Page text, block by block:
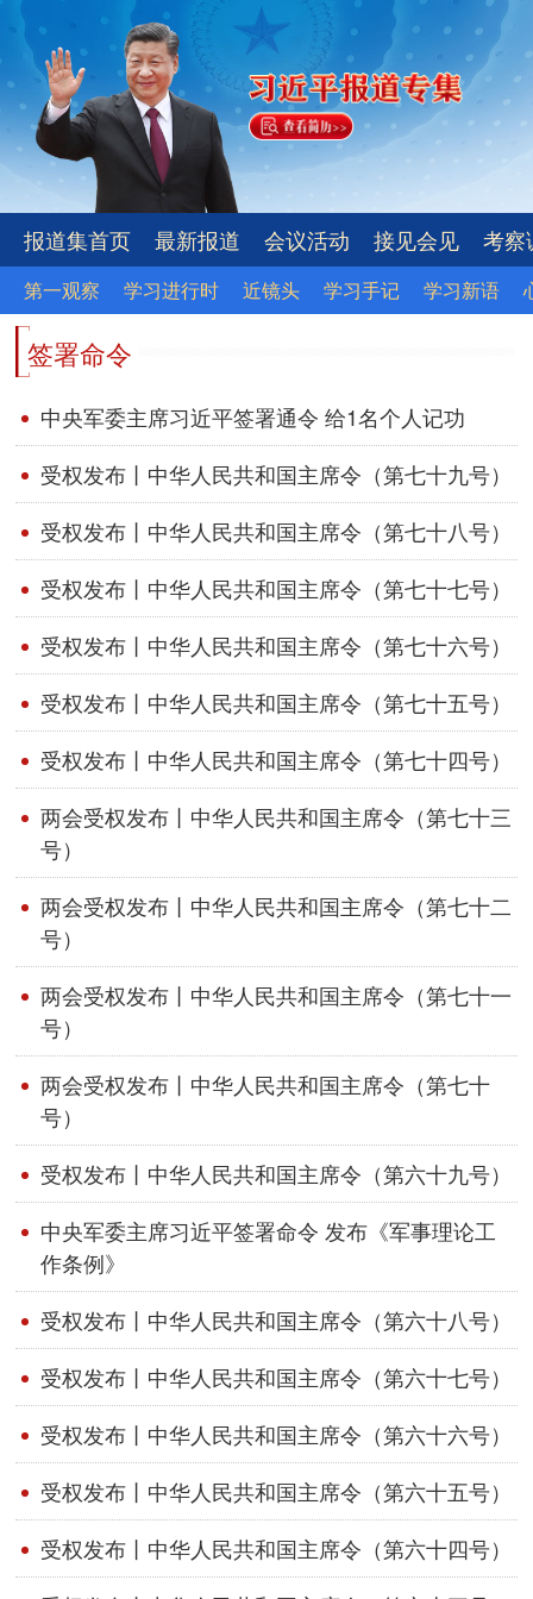
报道集首页 最新报道 会议活动 接见会见 考察
第一观察 学习进行时 近镜头 学习手记 学习新语
签署命令
中央军委主席习近平签署通令 给1名个人记功
受权发布丨中华人民共和国主席令（第七十九号）
受权发布丨中华人民共和国主席令（第七十八号）
受权发布丨中华人民共和国主席令（第七十七号）
受权发布丨中华人民共和国主席令（第七十六号）
受权发布丨中华人民共和国主席令（第七十五号）
受权发布丨中华人民共和国主席令（第七十四号）
两会受权发布丨中华人民共和国主席令（第七十三
号）
两会受权发布丨中华人民共和国主席令（第七十二
号）
两会受权发布丨中华人民共和国主席令（第七十一
号）
两会受权发布丨中华人民共和国主席令（第七十
号）
受权发布丨中华人民共和国主席令（第六十九号）
中央军委主席习近平签署命令 发布《军事理论工
作条例》
受权发布丨中华人民共和国主席令（第六十八号）
受权发布丨中华人民共和国主席令（第六十七号）
受权发布丨中华人民共和国主席令（第六十六号）
受权发布丨中华人民共和国主席令（第六十五号）
受权发布丨中华人民共和国主席令（第六十四号）